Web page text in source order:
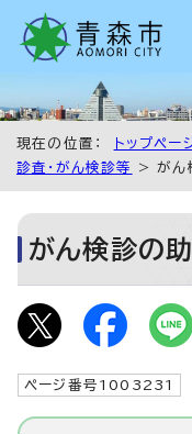
現在の位置： トップペー
診査・がん検診等
> がん
がん検診の
ページ番号1003231